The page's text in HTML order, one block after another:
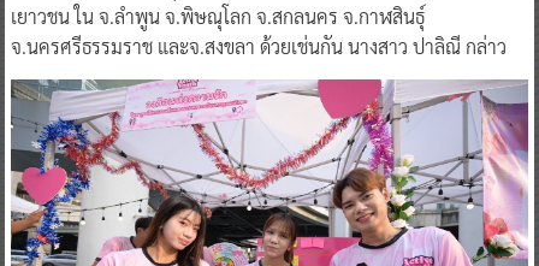
เยาวชน ใน จ.ลำพูน จ.พิษณุโลก จ.สกลนคร จ.กาฬสินธุ์
จ.นครศรีธรรมราช และจ.สงขลา ด้วยเช่นกัน นางสาว ปาลิณี กล่าว